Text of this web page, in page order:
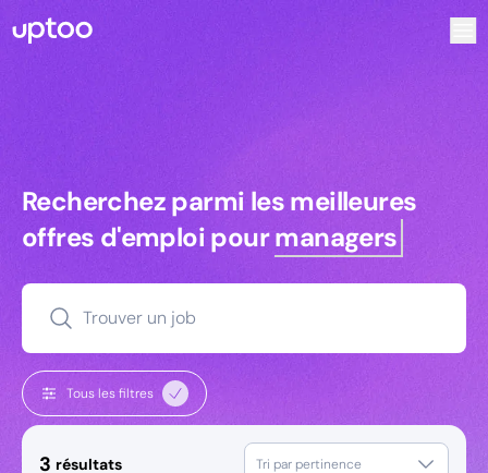
Recherchez parmi les meilleures
Recherchez parmi les meilleures
offres d'emploi pourmanagers
Trouver un job
Tous les filtres
3 résultats Tri par pertinence